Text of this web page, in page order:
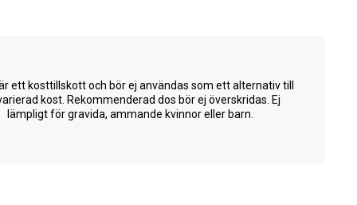
ett kosttillskott och bör ej användas som ett alternativ till
kost. Rekommenderad dos bör ej överskridas. Ej
lämpligt för gravida, ammande kvinnor eller barn.